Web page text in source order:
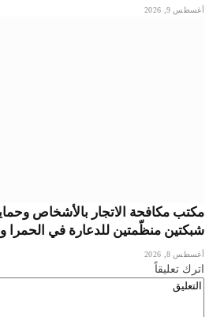
أغسطس 9, 2026
مكتب مكافحة الاتجار بالأشخاص
شبكتين منظّمتين للدعارة في
أغسطس 8, 2026
اترك تعليقاً